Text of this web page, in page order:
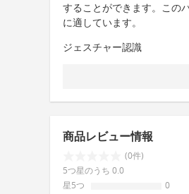
することができます。この
に適しています。
ジェスチャー認識
商品レビュー情報
(0件)
5つ星のうち 0.0
星5つ
0